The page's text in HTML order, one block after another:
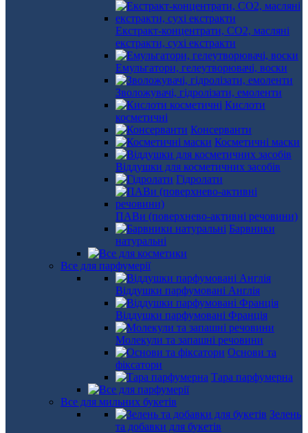
Екстракт-концентрати, СО2, масляні
екстракти, сухі екстракти
Емульгатори, гелеутворювачі, воски
Зволожувачі, гідролізати, емоленти
Кислоти
косметичні
Консерванти
Косметичні маски
Віддушки для косметичних засобів
Гідролати
ПАВи (поверхнево-активні речовини)
Барвники
натуральні
Все для парфумерії
Віддушки парфумовані Англія
Віддушки парфумовані Франція
Молекули та запашні речовини
Основи та
фіксатори
Тара парфумерна
Все для мильних букетів
Зелень
та добавки для букетів